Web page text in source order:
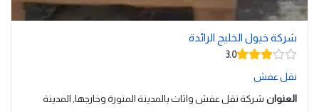
شركة خيول الخليج الرائدة
3.0
نقل عفش
العنوان شركة نقل عفش واثاث بالمدينة المنورة وخارجها, المدينة